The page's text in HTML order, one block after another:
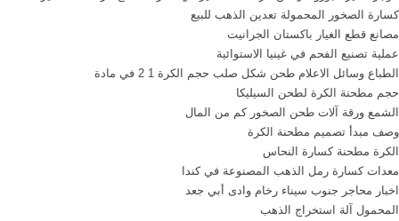
كسارة الصخور المحمولة تعدين الذهب للبيع
مصانع قطع الغيار باكستان الجرانيت
عملية تصنيع الفحم في غينيا الاستوائية
الطباع وسائل الاعلام طحن شكل صلب حجم الكرة 1 2 في مادة
حجم مطحنة الكرة لطحن السيليكا
الشمع ورقة آلات طحن الصخور كم من المال
وصف مبدأ تصميم مطحنة الكرة
الكرة مطحنة كسارة النحاس
معدات كسارة رمل الذهب المصنوعة في كندا
اخبار محاجر جنوب سيناء رخام وادى أبي جعد
المحمول آلة استخراج الذهب